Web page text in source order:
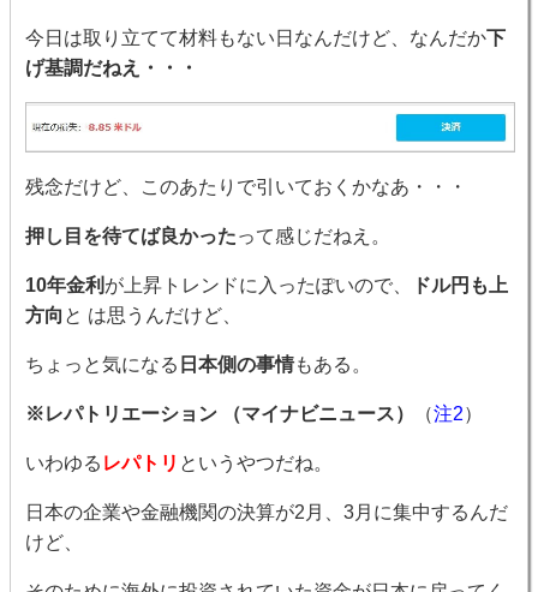
今日は取り立てて材料もない日なんだけど、なんだか下
げ基調だねえ・・・
残念だけど、このあたりで引いておくかなあ・・・
押し目を待てば良かったって感じだねえ。
10年金利 が上昇トレンドに入ったぽいので、
ドル円も上
方向 と は思うんだけど、
ちょっと気になる 日本側の事情もある。
※レパトリエーション （マイナビニュース） （注2）
いわゆる レパトリ というやつだね。
日本の企業や金融機関の決算が2月、3月に集中するんだ
けど、